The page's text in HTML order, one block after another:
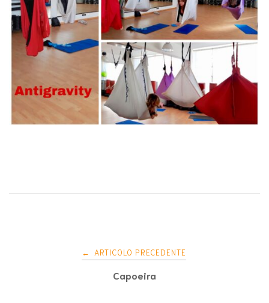
Navigazione
← ARTICOLO PRECEDENTE
Capoeira